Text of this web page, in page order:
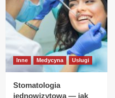
Inne Medycyna Usługi
Stomatologia
jednowizytowa — jak